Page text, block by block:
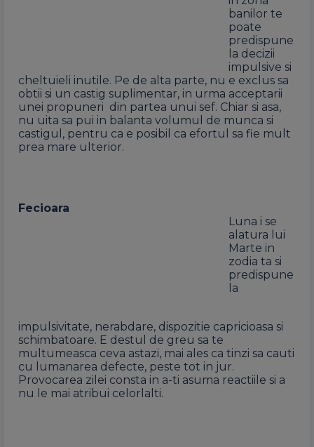
banilor te
poate
predispune
la decizii
impulsive si
cheltuieli inutile. Pe de alta parte, nu e exclus sa
obtii si un castig suplimentar, in urma acceptarii
unei propuneri din partea unui sef. Chiar si asa,
nu uita sa pui in balanta volumul de munca si
castigul, pentru ca e posibil ca efortul sa fie mult
prea mare ulterior.
Fecioara
Luna i se
alatura lui
Marte in
zodia ta si
predispune
la
impulsivitate, nerabdare, dispozitie capricioasa si
schimbatoare. E destul de greu sa te
multumeasca ceva astazi, mai ales ca tinzi sa cauti
cu lumanarea defecte, peste tot in jur.
Provocarea zilei consta in a-ti asuma reactiile si a
nu le mai atribui celorlalti.